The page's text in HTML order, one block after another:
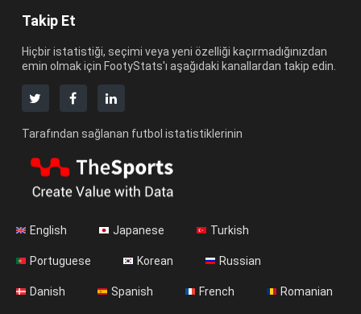
Takip Et
Hiçbir istatistiği, seçimi veya yeni özelliği kaçırmadığınızdan
emin olmak için FootyStats'ı aşağıdaki kanallardan takip edin.
Tarafından sağlanan futbol istatistiklerinin
English Japanese Turkish
Portuguese Korean Russian
Danish Spanish French Romanian